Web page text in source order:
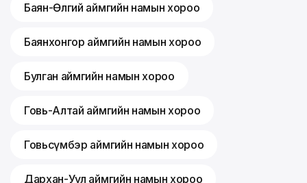
Баян-Өлгий аймгийн намын хороо
Баянхонгор аймгийн намын хороо
Булган аймгийн намын хороо
Говь-Алтай аймгийн намын хороо
Говьсүмбэр аймгийн намын хороо
Дархан-Уул аймгийн намын хороо